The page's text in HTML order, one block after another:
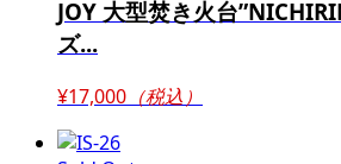
JOY 大型焚き火台
ズ...
¥17,000 （税込）